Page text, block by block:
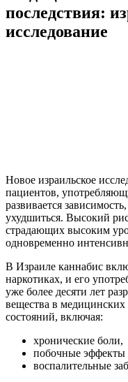
последствия:
исследование
Новое израильское
пациентов,
развивается
ухудшиться. Высокий
страдающих высоким
одновременно
В Израиле каннабис
наркотиках, и его
уже более десяти лет
вещества в
состояний, включая:
хронические боли,
побочные эффекты
воспалительные